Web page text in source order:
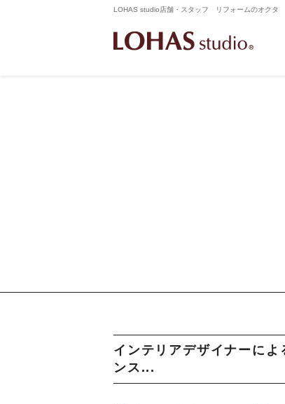
LOHAS studio店舗・スタッフ リフォームのオクタ
インテリアデザイナーに
ンス...